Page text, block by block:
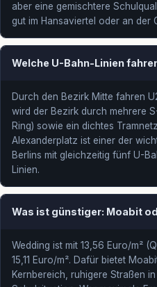
aber eine gemischtere
gut im Hansaviertel oder an der
Welche U-Bahn-Linien
Durch den Bezirk Mitte fahren
wird der Bezirk durch mehrere
Ring) sowie ein dichtes
Alexanderplatz ist einer der
Berlins mit gleichzeitig fünf U-
Linien.
Was ist günstiger: Moabit
Wedding ist mit 13,56 Euro/m²
15,11 Euro/m². Dafür bietet
Kernbereich, ruhigere Straßen